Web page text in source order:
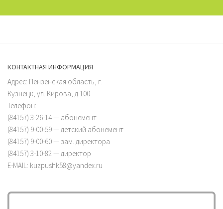
КОНТАКТНАЯ ИНФОРМАЦИЯ
Адрес: Пензенская область, г.
Кузнецк, ул. Кирова, д.100
Телефон:
(84157) 3-26-14 — абонемент
(84157) 9-00-59 — детский абонемент
(84157) 9-00-60 — зам. директора
(84157) 3-10-82 — директор
E-MAIL: kuzpushk58@yandex.ru